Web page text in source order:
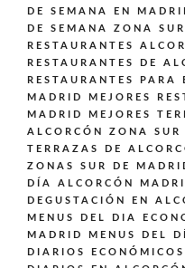
DE SEMANA EN
DE SEMANA ZONA
RESTAURANTES
RESTAURANTES DE
RESTAURANTES PARA
MADRID
MEJORES
MADRID
MEJORES
ALCORCÓN ZONA SUR
TERRAZAS DE
ZONAS SUR DE
DÍA ALCORCÓN
DEGUSTACIÓN EN
MENUS DEL DIA
MADRID
MENUS DEL
DIARIOS